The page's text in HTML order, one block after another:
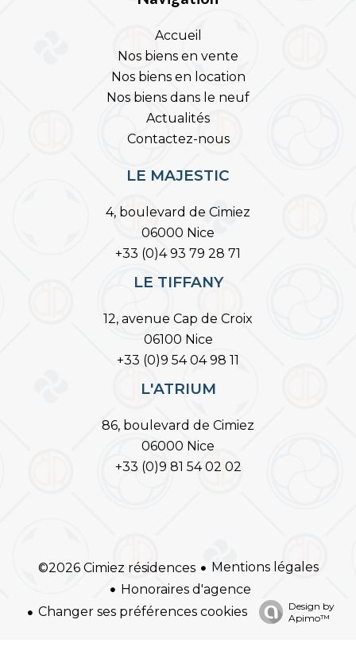
Accueil
Nos biens en vente
Nos biens en location
Nos biens dans le neuf
Actualités
Contactez-nous
LE MAJESTIC
4, boulevard de Cimiez
06000 Nice
+33 (0)4 93 79 28 71
LE TIFFANY
12, avenue Cap de Croix
06100 Nice
+33 (0)9 54 04 98 11
L'ATRIUM
86, boulevard de Cimiez
06000 Nice
+33 (0)9 81 54 02 02
©2026 Cimiez résidences
Mentions légales
Honoraires d'agence
Changer ses préférences cookies
Design by
Apimo™